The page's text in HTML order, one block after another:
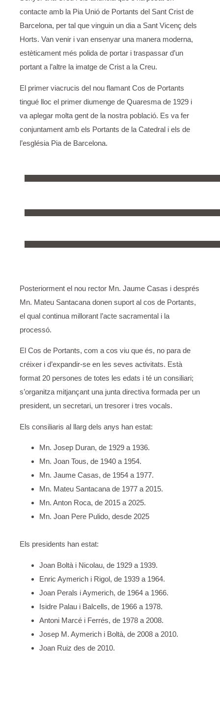
contacte amb la Pia Unió de Portants del Sant Crist de
Barcelona, per tal que vinguin un dia a Sant Vicenç dels
Horts. Van venir i van ensenyar una manera moderna,
estèticament més polida de portar i traspassar d’un
portant a l’altre la imatge de Crist a la Creu.
El primer viacrucis del nou flamant Cos de Portants
tingué lloc el primer diumenge de Quaresma de 1929 i
va aplegar molta gent de la nostra població. Es va fer
conjuntament amb els Portants de la Catedral i els de
l’església Pia de Barcelona.
Posteriorment el nou rector Mn. Jaume Casas i després
Mn. Mateu Santacana donen suport al cos de Portants,
el qual continua millorant l’acte sacramental i la
processó.
El Cos de Portants, com a cos viu que és, no para de
créixer i d’expandir-se en les seves activitats. Està
format 20 persones de totes les edats i té un consiliari;
s’organitza mitjançant una junta directiva formada per un
president, un secretari, un tresorer i tres vocals.
Els consiliaris al llarg dels anys han estat:
Mn. Josep Duran, de 1929 a 1936.
Mn. Joan Tous, de 1940 a 1954.
Mn. Jaume Casas, de 1954 a 1977.
Mn. Mateu Santacana de 1977 a 2015.
Mn. Anton Roca, de 2015 a 2025.
Mn. Joan Pere Pulido, desde 2025
Els presidents han estat:
Joan Boltà i Nicolau, de 1929 a 1939.
Enric Aymerich i Rigol, de 1939 a 1964.
Joan Perals i Aymerich, de 1964 a 1966.
Isidre Palau i Balcells, de 1966 a 1978.
Antoni Marcé i Ferrés, de 1978 a 2008.
Josep M. Aymerich i Boltà, de 2008 a 2010.
Joan Ruiz des de 2010.